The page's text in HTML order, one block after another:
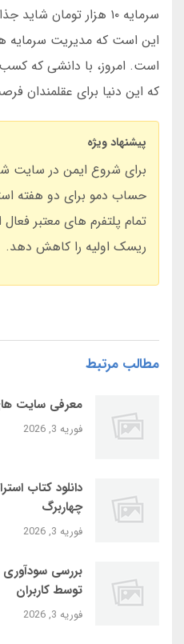
سرمایه ۱۰ هزار تومان
این است که مدیریت سرمایه
است. امروز، با دانشی که کسب
که این دنیا برای عقلمندان
پیشنهاد ویژه
برای شروع ایمن در سایت
حساب دمو برای دو هفته
ریسک اولیه را کاهش دهد.
مطالب مرتبط
معرفی سایت‌
فوریه 3, 2026
دانلود کتاب
چهاربرگ
فوریه 3, 2026
بررسی
توسط کاربران
فوریه 3, 2026